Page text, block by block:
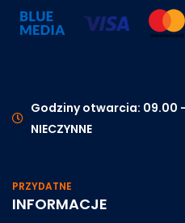
Godziny otwarcia: 09.00
NIECZYNNE
PRZYDATNE
INFORMACJE